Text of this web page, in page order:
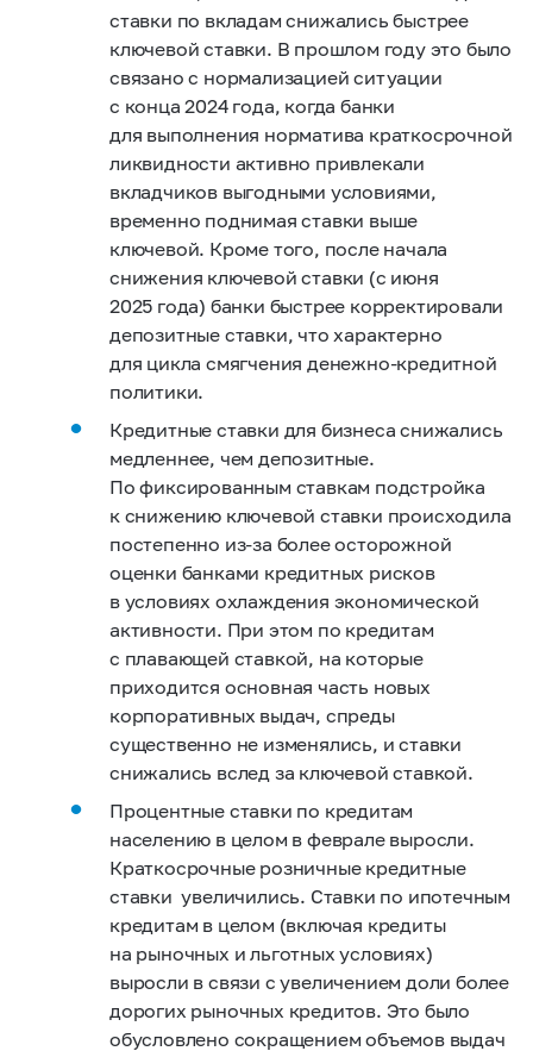
ставки по вкладам снижались быстрее
ключевой ставки. В прошлом году это было
связано с нормализацией ситуации
с конца 2024 года, когда банки
для выполнения норматива краткосрочной
ликвидности активно привлекали
вкладчиков выгодными условиями,
временно поднимая ставки выше
ключевой. Кроме того, после начала
снижения ключевой ставки (с июня
2025 года) банки быстрее корректировали
депозитные ставки, что характерно
для цикла смягчения денежно-кредитной
политики.
Кредитные ставки для бизнеса снижались
медленнее, чем депозитные.
По фиксированным ставкам подстройка
к снижению ключевой ставки происходила
постепенно из‑за более осторожной
оценки банками кредитных рисков
в условиях охлаждения экономической
активности. При этом по кредитам
с плавающей ставкой, на которые
приходится основная часть новых
корпоративных выдач, спреды
существенно не изменялись, и ставки
снижались вслед за ключевой ставкой.
Процентные ставки по кредитам
населению в целом в феврале выросли.
Краткосрочные розничные кредитные
ставки увеличились. Ставки по ипотечным
кредитам в целом (включая кредиты
на рыночных и льготных условиях)
выросли в связи с увеличением доли более
дорогих рыночных кредитов. Это было
обусловлено сокращением объемов выдач